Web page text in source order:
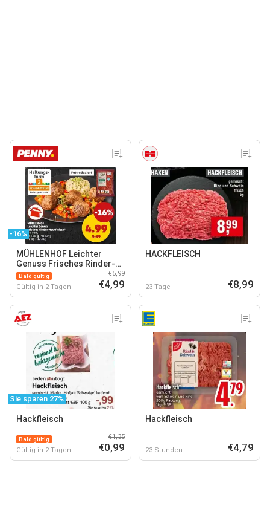
-16%
MÜHLENHOF Leichter
Genuss Frisches Rinder-
Hackfleisch*
Bald gültig
Gültig in 2 Tagen
€5,99
€4,99
HACKFLEISCH
23 Tage €8,99
Sie sparen 27%
Hackfleisch
Bald gültig
Gültig in 2 Tagen
€1,35
€0,99
Hackfleisch
23 Stunden €4,79